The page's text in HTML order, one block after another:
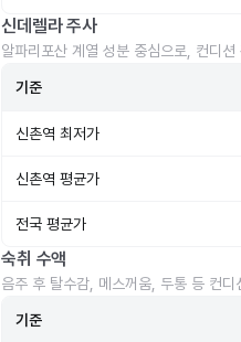
신데렐라 주사
알파리포산 계열 성분 중심으로, 컨디
기준
신촌역 최저가
신촌역 평균가
전국 평균가
숙취 수액
음주 후 탈수감, 메스꺼움, 두통 등 컨
기준